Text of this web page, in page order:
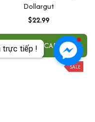
trực tiếp !
Dollargut
$22.99
ADD TO CART
SALE